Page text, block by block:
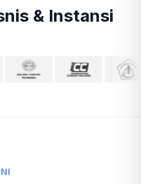
& Instansi